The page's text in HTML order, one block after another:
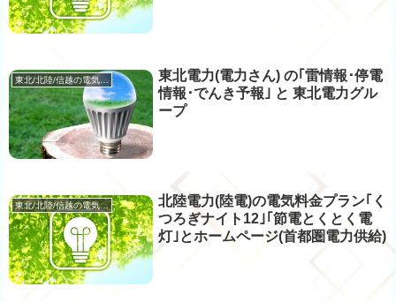
東北/北陸/信越の電気･ガス
東北電力(電力さん) の｢雷情報･停電
情報･でんき予報｣ と 東北電力グル
ープ
東北/北陸/信越の電気･ガス
北陸電力(陸電)の電気料金プラン｢く
つろぎナイト12｣｢節電とくとく電
灯｣とホームページ(首都圏電力供給)